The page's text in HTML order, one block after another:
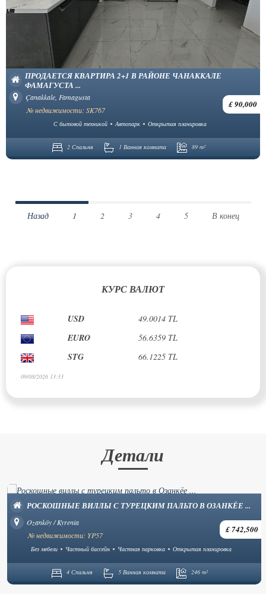
ПРОДАЕТСЯ КВАРТИРА 2+1 В РАЙОНЕ ЧАНАККАЛЕ
ФАМАГУСТА ...
Çanakkale, Famagusta
£ 90,000
№ недвижимости: SK767
С бытовой техникой Автопарк Открытая планировка
2 Спальня 1 Ванная комната 89 m²
Назад 1 2 3 4 5 В конец
КУРС ВАЛЮТ
USD 49.0014 TL
EURO 56.6359 TL
STG 66.1225 TL
09/08/2026 13:33
Детали
РОСКОШНЫЕ ВИЛЛЫ С ТУРЕЦКИМ ПАЛЬТО В ОЗАНКЁЕ ...
Ozanköy / Kyrenia
£ 742,500
№ недвижимости: YP57
Без мебели Частный бассейн Частная парковка Открытая планировка
4 Спальня 5 Ванная комната 246 m²